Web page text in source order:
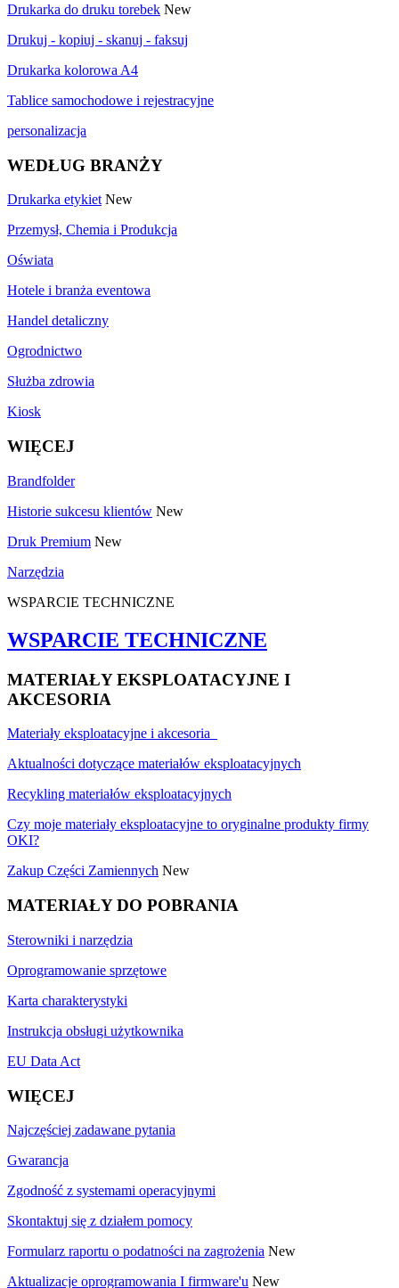
Drukarka do druku torebek New
Drukuj - kopiuj - skanuj - faksuj
Drukarka kolorowa A4
Tablice samochodowe i rejestracyjne
personalizacja
WEDŁUG BRANŻY
Drukarka etykiet New
Przemysł, Chemia i Produkcja
Oświata
Hotele i branża eventowa
Handel detaliczny
Ogrodnictwo
Służba zdrowia
Kiosk
WIĘCEJ
Brandfolder
Historie sukcesu klientów New
Druk Premium New
Narzędzia
WSPARCIE TECHNICZNE
WSPARCIE TECHNICZNE
MATERIAŁY EKSPLOATACYJNE I
AKCESORIA
Materiały eksploatacyjne i akcesoria
Aktualności dotyczące materiałów eksploatacyjnych
Recykling materiałów eksploatacyjnych
Czy moje materiały eksploatacyjne to oryginalne produkty firmy
OKI?
Zakup Części Zamiennych New
MATERIAŁY DO POBRANIA
Sterowniki i narzędzia
Oprogramowanie sprzętowe
Karta charakterystyki
Instrukcja obsługi użytkownika
EU Data Act
WIĘCEJ
Najczęściej zadawane pytania
Gwarancja
Zgodność z systemami operacyjnymi
Skontaktuj się z działem pomocy
Formularz raportu o podatności na zagrożenia New
Aktualizacje oprogramowania I firmware'u New